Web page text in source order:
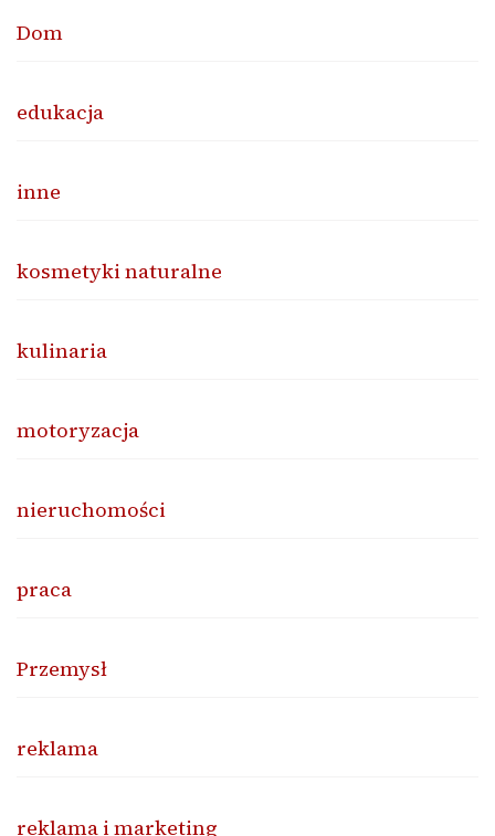
Dom
edukacja
inne
kosmetyki naturalne
kulinaria
motoryzacja
nieruchomości
praca
Przemysł
reklama
reklama i marketing